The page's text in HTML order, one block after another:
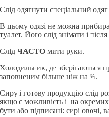
Слід одягнути спеціальний
В цьому одязі не можна
туалет. Його слід знімати і
Слід ЧАСТО мити руки.
Холодильник, де зберігаються
заповненим більше ніж на ¾.
Сиру і готову продукцію слід
якщо є можливість і на
бути або підписані: сирі овочі,